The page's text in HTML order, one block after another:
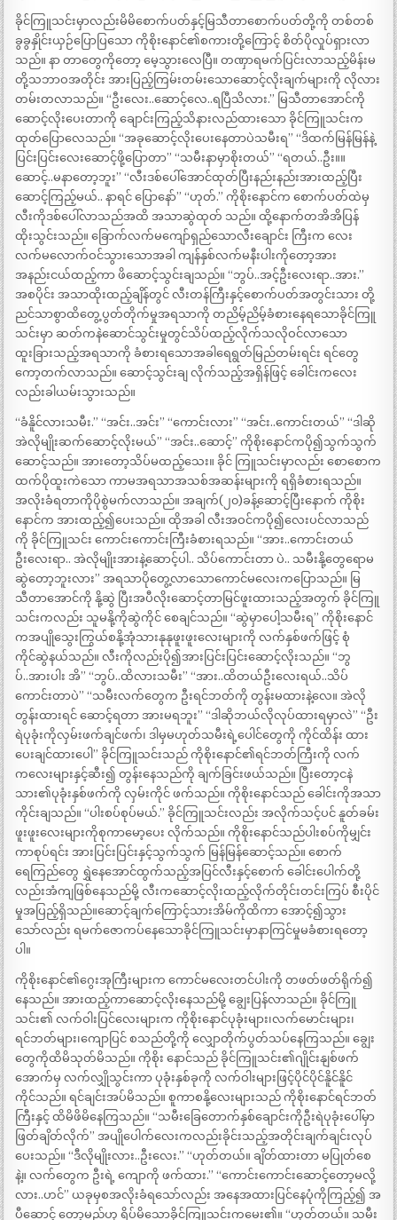
ခိုင်ကြူသင်းမှာလည်းမိမိစောက်ပတ်နှင့်မြသီတာစောက်ပတ်တို့ကို တစ်တစ်
ခွခွနှိုင်းယှဉ်ပြောပြသော ကိုစိုးနောင်၏စကားတို့ကြောင့် စိတ်ပိုလှုပ်ရှားလာ
သည်။ နာ တာတွေကိုတော့ မေ့သွားလေပြီ။ တဏှာရမက်ပြင်းလာသည့်မိန်းမ
တို့သဘာဝအတိုင်း အားပြည့်ကြမ်းတမ်းသောဆောင့်လိုးချက်များကို လိုလား
တမ်းတလာသည်။ “ဦးလေး..ဆောင့်လေ..ရပြီသိလား.” မြသီတာအောင်ကို
ဆောင့်လိုးပေးတာကို ချောင်းကြည့်သိနားလည်ထားသော ခိုင်ကြူသင်းက
ထုတ်ပြောလေသည်။ “အခုဆောင့်လိုးပေးနေတာပဲသမီးရ” “ဒိထက်မြန်မြန်နဲ့
ပြင်းပြင်းလေးဆောင့်ဖို့ပြောတာ” “သမီးနာမှာစိုးတယ်” “ရတယ်..ဦး။။
ဆောင့်..မနာတော့ဘူး” “လီးဒစ်ပေါ်အောင်ထုတ်ပြီးနည်းနည်းအားထည့်ပြီး
ဆောင့်ကြည့်မယ်.. နာရင် ပြောနော်” “ဟုတ်.” ကိုစိုးနောင်က စောက်ပတ်ထဲမှ
လီးကိုဒစ်ပေါ်လာသည်အထိ အသာဆွဲထုတ် သည်။ ထို့နောက်တအိအိပြန်
ထိုးသွင်းသည်။ ခြောက်လက်မကျော်ရှည်သောလီးချောင်း ကြီးက လေး
လက်မလောက်ဝင်သွားသောအခါ ကျန်နှစ်လက်မနီးပါးကိုတော့အား
အနည်းငယ်ထည့်ကာ ဖိဆောင့်သွင်းချသည်။ “ဘွပ်..အင့်ဦးလေးရာ..အား.”
အစပိုင်း အသာထိုးထည့်ချိန်တွင် လီးတန်ကြီးနှင့်စောက်ပတ်အတွင်းသား တို့
ညင်သာစွာထိတွေ့ပွတ်တိုက်မှုအရသာကို တညိမ့်ညိမ့်ခံစားနေရသောခိုင်ကြူ
သင်းမှာ ဆတ်ကနဲဆောင်သွင်းမှုတွင်သိပ်ထည့်လိုက်သလိုဝင်လာသော
ထူးခြားသည့်အရသာကို ခံစားရသောအခါရေရွတ်မြည်တမ်းရင်း ရင်တွေ
ကော့တက်လာသည်။ ဆောင့်သွင်းချ လိုက်သည့်အရှိန်ဖြင့် ခေါင်းကလေး
လည်းခါယမ်းသွားသည်။
“ခံနိူင်လားသမီး.” “အင်း..အင်း” “ကောင်းလား” “အင်း..ကောင်းတယ်” “ဒါဆို
အဲလိုမျိုးဆက်ဆောင့်လိုးမယ်” “အင်း..ဆောင့်” ကိုစိုးနောင်ကပို၍သွက်သွက်
ဆောင့်သည်။ အားတော့သိပ်မထည့်သေး။ ခိုင် ကြူသင်းမှာလည်း စောစောက
ထက်ပိုထူးကဲသော ကာမအရသာအသစ်အဆန်းများကို ရရှိခံစားရသည်။
အလိုးခံရတာကိုပိုစွဲမက်လာသည်။ အချက်(၂၀)ခန့်ဆောင့်ပြီးနောက် ကိုစိုး
နောင်က အားထည့်၍ပေးသည်။ ထိုအခါ လီးအဝင်ကပို၍လေးပင်လာသည်
ကို ခိုင်ကြူသင်း ကောင်းကောင်းကြီးခံစားရသည်။ “အား..ကောင်းတယ်
ဦးလေးရာ.. အဲလိုမျိုးအားနဲ့ဆောင့်ပါ.. သိပ်ကောင်းတာ ပဲ.. သမီးနို့တွေရောမ
ဆွဲတော့ဘူးလား” အရသာပိုတွေ့လာသောကောင်မလေးကပြောသည်။ မြ
သီတာအောင်ကို နို့ဆွဲ ပြီးအပီလိုးဆောင့်တာမြင်ဖူးထားသည့်အတွက် ခိုင်ကြူ
သင်းကလည်း သူမနို့ကိုဆွဲကိုင် စေချင်သည်။ “ဆွဲမှာပေါ့သမီးရ” ကိုစိုးနောင်
ကအပျိုသွေးကြွယ်စနို့အုံသားနုနုဖူးဖူးလေးများကို လက်နှစ်ဖက်ဖြင့် စုံ
ကိုင်ဆွဲနယ်သည်။ လီးကိုလည်းပို၍အားပြင်းပြင်းဆောင့်လိုးသည်။ “ဘွ
ပ်..အားပါး အိ” “ဘွပ်..ထိလားသမီး” “အား..ထိတယ်ဦးလေးရယ်..သိပ်
ကောင်းတာပဲ” “သမီးလက်တွေက ဦးရင်ဘတ်ကို တွန်းမထားနဲ့လေ။ အဲလို
တွန်းထားရင် ဆောင့်ရတာ အားမရဘူး” “ဒါဆိုဘယ်လိုလုပ်ထားရမှာလဲ” “ဦး
ရဲပုခုံးကိုလှမ်းဖက်ချင်ဖက်၊ ဒါမှမဟုတ်သမီးရဲ့ပေါင်တွေကို ကိုင်ထိန်း ထား
ပေးချင်ထားပေါ” ခိုင်ကြူသင်းသည် ကိုစိုးနောင်၏ရင်ဘတ်ကြီးကို လက်
ကလေးများနှင့်ဆီး၍ တွန်းနေသည်ကို ချက်ခြင်းဖယ်သည်။ ပြီးတော့ငနဲ
သား၏ပုခုံးနှစ်ဖက်ကို လှမ်းကိုင် ဖက်သည်။ ကိုစိုးနောင်သည် ခေါင်းကိုအသာ
ကိုင်းချသည်။ “ပါးစပ်စုပ်မယ်.” ခိုင်ကြူသင်းလည်း အလိုက်သင့်ပင် နူတ်ခမ်း
ဖူးဖူးလေးများကိုစုကာမော့ပေး လိုက်သည်။ ကိုစိုးနောင်သည်ပါးစပ်ကိုမျှင်း
ကာစုပ်ရင်း အားပြင်းပြင်းနှင့်သွက်သွက် မြန်မြန်ဆောင့်သည်။ စောက်
ရေကြည်တွေ ရွှဲနေအောင်ထွက်သည့်အပြင်လီးနှင့်စောက် ခေါင်းပေါက်တို့
လည်းအံကျဖြစ်နေသည်မို့ လီးကဆောင့်လိုးထည့်လိုက်တိုင်းတင်းကြပ် စီးပိုင်
မှုအပြည့်ရှိသည်။ဆောင့်ချက်ကြောင့်သားအိမ်ကိုထိကာ အောင့်၍သွား
သော်လည်း ရမက်ဇောကပ်နေသောခိုင်ကြူသင်းမှာနာကြင်မှုမခံစားရတော့
ပါ။
ကိုစိုးနောင်၏ဂွေးအုကြီးများက ကောင်မလေးတင်ပါးကို တဖတ်ဖတ်ရိုက်၍
နေသည်။ အားထည့်ကာဆောင့်လိုးနေသည်မို့ ချွေးပြန်လာသည်။ ခိုင်ကြူ
သင်း၏ လက်ဝါးပြင်လေးများက ကိုစိုးနောင်ပုခုံးများ၊လက်မောင်းများ၊
ရင်ဘတ်များ၊ကျောပြင် စသည်တို့ကို လျှောတိုက်ပွတ်သပ်နေကြသည်။ ချွေး
တွေကိုထိမိသုတ်မိသည်။ ကိုစိုး နောင်သည် ခိုင်ကြူသင်း၏ဂျိုင်းနျစ်ဖက်
အောက်မှ လက်လျှိုသွင်းကာ ပုခုံးနှစ်ခုကို လက်ဝါးများဖြင့်ပိုင်ပိုင်နိူင်နိူင်
ကိုင်သည်။ ရင်ချင်းအပ်မိသည်။ စူကာစနို့လေးများသည် ကိုစိုးနောင်ရင်ဘတ်
ကြီးနှင့် ထိမိဖိမိနေကြသည်။ “သမီးခြေတောက်နှစ်ချောင်းကိုဦးရဲပုခုံးပေါ်မှာ
ဖြတ်ချိတ်လိုက်” အပျိုပေါက်လေးကလည်းခိုင်းသည့်အတိုင်းချက်ချင်းလုပ်
ပေးသည်။ “ဒီလိုမျိုးလား..ဦးလေး.” “ဟုတ်တယ်။ ချိတ်ထားတာ မပြုတ်စေ
နဲ့။ လက်တွေက ဦးရဲ့ ကျောကို ဖက်ထား.” “ကောင်းကောင်းဆောင့်တော့မလို့
လား..ဟင်” ယခုမှစအလိုးခံရသော်လည်း အနေအထားပြင်နေပုံကိုကြည့်၍ အ
ပီဆောင့် တော့မည်ဟု ရိပ်မိသောခိုင်ကြူသင်းကမေး၏။ “ဟုတ်တယ်။ သမီး